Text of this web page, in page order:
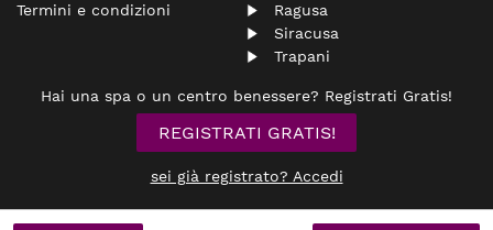
Termini e condizioni
Ragusa
Siracusa
Trapani
Hai una spa o un centro benessere? Registrati Gratis!
REGISTRATI GRATIS!
sei già registrato? Accedi